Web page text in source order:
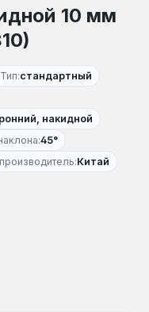
10 мм
Тип:стандартный
накидной
45°
Китай